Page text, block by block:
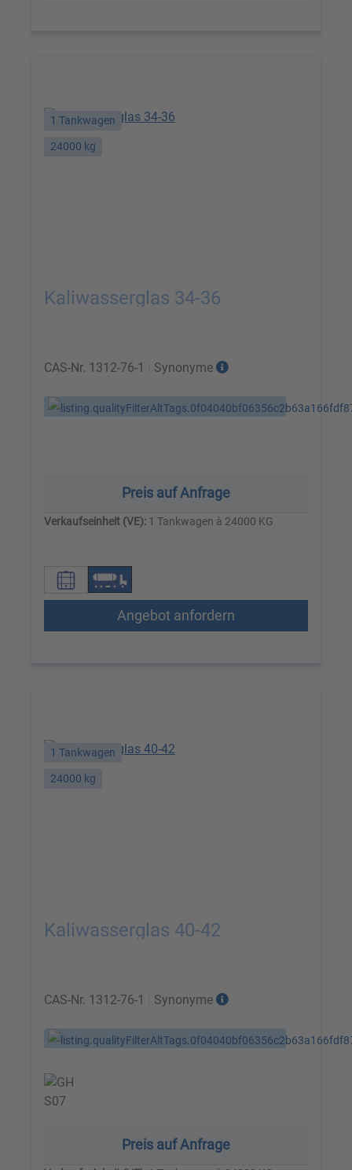
1 Tankwagen
24000 kg
Kaliwasserglas 34-36
CAS-Nr. 1312-76-1 Synonyme
Preis auf Anfrage
Verkaufseinheit (VE): 1 Tankwagen à 24000 KG
Angebot anfordern
1 Tankwagen
24000 kg
Kaliwasserglas 40-42
CAS-Nr. 1312-76-1 Synonyme
Preis auf Anfrage